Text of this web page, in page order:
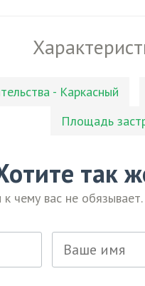
- Каркасный
Площадь
так
к чему вас не